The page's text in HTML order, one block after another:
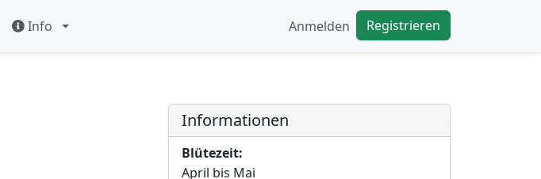
Info Anmelden Registrieren
Informationen
Blütezeit:
April bis Mai